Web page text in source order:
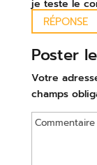
je teste le
RÉPONSE
Poster
Votre
champs